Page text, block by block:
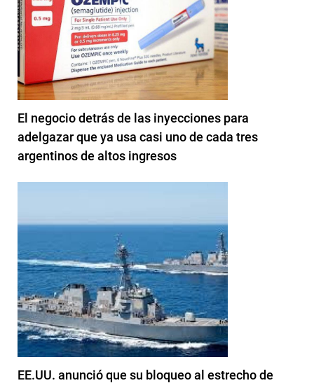
El negocio detrás de las inyecciones para
adelgazar que ya usa casi uno de cada tres
argentinos de altos ingresos
EE.UU. anunció que su bloqueo al estrecho de